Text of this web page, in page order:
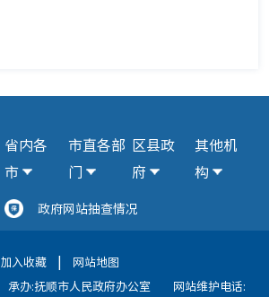
省内各
市
市直各部
门
区县政
府
其他机
构
政府网站抽查情况
加入收藏 |
网站地图
承办:抚顺市人民政府办公室 网站维护电话: